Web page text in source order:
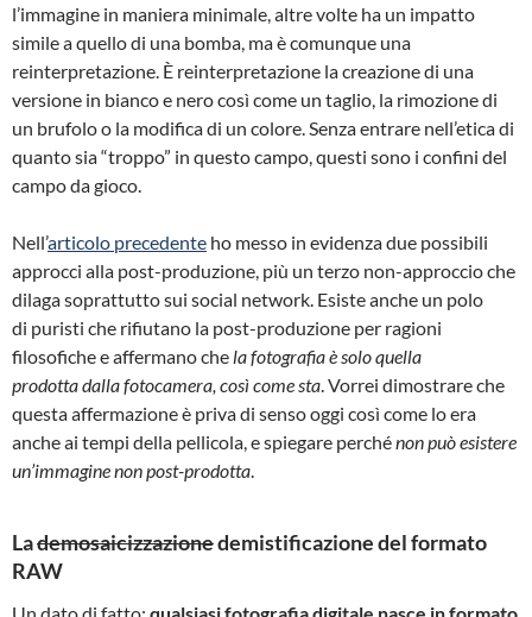
l’immagine in maniera minimale, altre volte ha un impatto
simile a quello di una bomba, ma è comunque una
reinterpretazione. È reinterpretazione la creazione di una
versione in bianco e nero così come un taglio, la rimozione di
un brufolo o la modifica di un colore. Senza entrare nell’etica di
quanto sia “troppo” in questo campo, questi sono i confini del
campo da gioco.
Nell’articolo precedente ho messo in evidenza due possibili
approcci alla post-produzione, più un terzo non-approccio che
dilaga soprattutto sui social network. Esiste anche un polo
di puristi che rifiutano la post-produzione per ragioni
filosofiche e affermano che la fotografia è solo quella
prodotta dalla fotocamera, così come sta. Vorrei dimostrare che
questa affermazione è priva di senso oggi così come lo era
anche ai tempi della pellicola, e spiegare perchénon può esistere
un’immagine non post-prodotta.
Lademosaicizzazionedemistificazione del formato
RAW